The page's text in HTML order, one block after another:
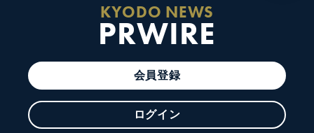
KYODO NEWS
PRWIRE
会員登録
ログイン